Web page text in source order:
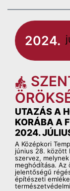
2024.
UTAZÁS A
KORÁBA A
2024.
A Középkori
június 28. között
szervez,
meghódítása. Az
jelentőségű
építészeti